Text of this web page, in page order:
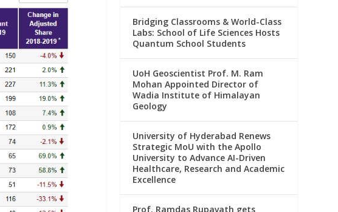
Bridging Classrooms & World-Class
Labs: School of Life Sciences Hosts
Quantum School Students
UoH Geoscientist Prof. M. Ram
Mohan Appointed Director of
Wadia Institute of Himalayan
Geology
University of Hyderabad Renews
Strategic MoU with the Apollo
University to Advance AI-Driven
Healthcare, Research and Academic
Excellence
Prof. Ramdas Rupavath gets